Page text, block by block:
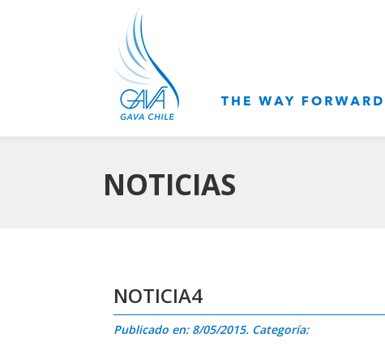
NOTICIAS
NOTICIA4
Publicado en: 8/05/2015. Categoría: